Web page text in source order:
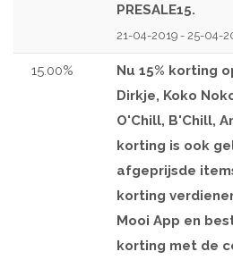
PRESALE15.
21-04-2019 - 25-04-
15.00%
Nu 15% korting
Dirkje, Koko
O'Chill, B'Chill,
korting is ook
afgeprijsde
korting
Mooi App en
korting met de